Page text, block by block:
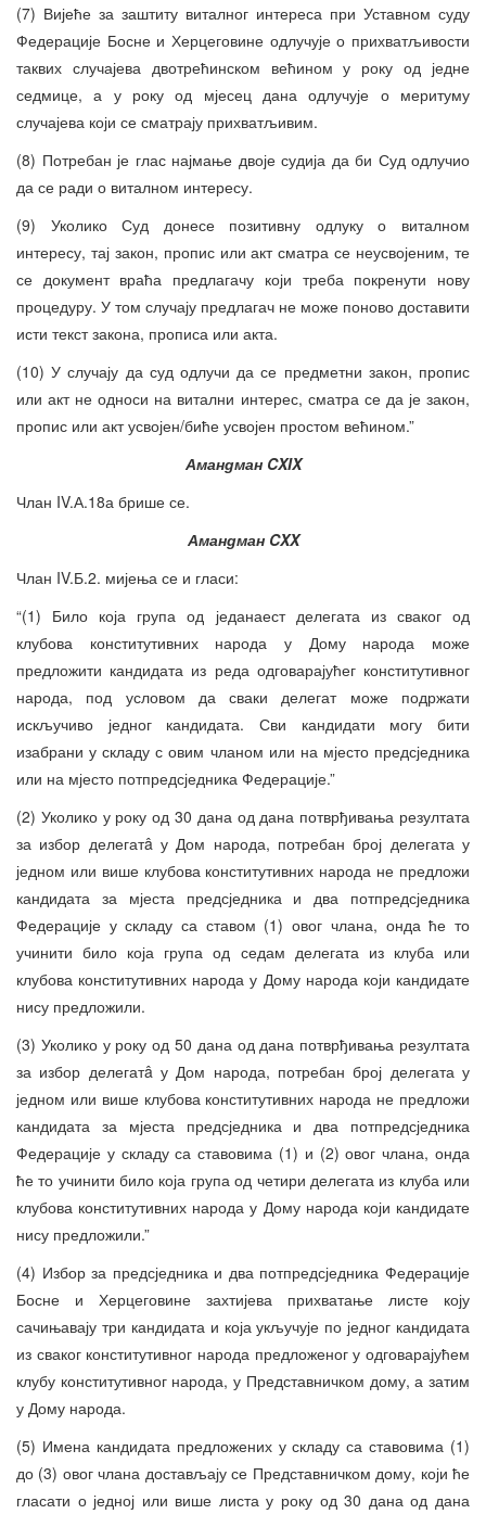
(7) Вијеће за заштиту виталног интереса при Уставном суду
Федерације Босне и Херцеговине одлучује о прихватљивости
таквих случајева двотрећинском већином у року од једне
седмице, а у року од мјесец дана одлучује о меритуму
случајева који се сматрају прихватљивим.
(8) Потребан је глас најмање двоје судија да би Суд одлучио
да се ради о виталном интересу.
(9) Уколико Суд донесе позитивну одлуку о виталном
интересу, тај закон, пропис или акт сматра се неусвојеним, те
се документ враћа предлагачу који треба покренути нову
процедуру. У том случају предлагач не може поново доставити
исти текст закона, прописа или акта.
(10) У случају да суд одлучи да се предметни закон, пропис
или акт не односи на витални интерес, сматра се да је закон,
пропис или акт усвојен/биће усвојен простом већином.”
Амандман CXIX
Члан IV.А.18а брише се.
Амандман CXX
Члан IV.Б.2. мијења се и гласи:
“(1) Било која група од једанаест делегата из сваког од
клубова конститутивних народа у Дому народа може
предложити кандидата из реда одговарајућег конститутивног
народа, под условом да сваки делегат може подржати
искључиво једног кандидата. Сви кандидати могу бити
изабрани у складу с овим чланом или на мјесто предсједника
или на мјесто потпредсједника Федерације.”
(2) Уколико у року од 30 дана од дана потврђивања резултата
за избор делегатâ у Дом народа, потребан број делегата у
једном или више клубова конститутивних народа не предложи
кандидата за мјеста предсједника и два потпредсједника
Федерације у складу са ставом (1) овог члана, онда ће то
учинити било која група од седам делегата из клуба или
клубова конститутивних народа у Дому народа који кандидате
нису предложили.
(3) Уколико у року од 50 дана од дана потврђивања резултата
за избор делегатâ у Дом народа, потребан број делегата у
једном или више клубова конститутивних народа не предложи
кандидата за мјеста предсједника и два потпредсједника
Федерације у складу са ставовима (1) и (2) овог члана, онда
ће то учинити било која група од четири делегата из клуба или
клубова конститутивних народа у Дому народа који кандидате
нису предложили.”
(4) Избор за предсједника и два потпредсједника Федерације
Босне и Херцеговине захтијева прихватање листе коју
сачињавају три кандидата и која укључује по једног кандидата
из сваког конститутивног народа предложеног у одговарајућем
клубу конститутивног народа, у Представничком дому, а затим
у Дому народа.
(5) Имена кандидата предложених у складу са ставовима (1)
до (3) овог члана достављају се Представничком дому, који ће
гласати о једној или више листа у року од 30 дана од дана